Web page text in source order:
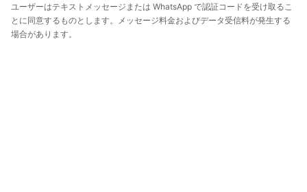
ユーザーはテキストメッセージまたは WhatsApp で認証コードを受け取るこ
とに同意するものとします。メッセージ料金およびデータ受信料が発生する
場合があります。